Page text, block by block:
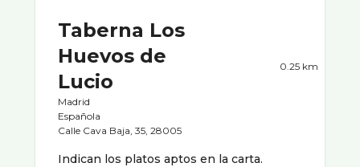
Taberna Los
Huevos de
Lucio
Madrid
Española
Calle Cava Baja, 35, 28005
0.25 km
Indican los platos aptos en la carta.